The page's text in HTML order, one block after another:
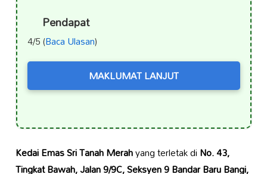
Pendapat
4/5 (Baca Ulasan)
MAKLUMAT LANJUT
Kedai Emas Sri Tanah Merahyang terletak diNo. 43,
Tingkat Bawah, Jalan 9/9C, Seksyen 9 Bandar Baru Bangi,